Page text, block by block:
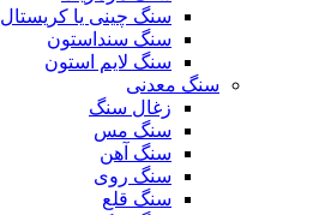
سنگ چینی یا کریستال
سنگ سنداستون
سنگ لایم استون
سنگ معدنی
زغال سنگ
سنگ مس
سنگ آهن
سنگ روی
سنگ قلع